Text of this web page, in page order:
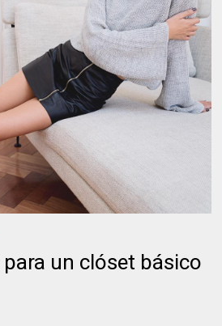
un clóset básico